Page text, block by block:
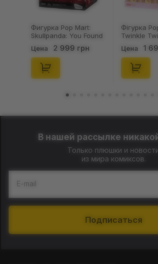
Фигурка Pop Mart:
Skullpanda: You Found
Me!: Plush Doll Pendant
Series (Blind Box: 1 з
10) (Secret Edition),
(29347)
Цена 2 999 грн
Фігурка
Twinkle
Up: Scene
(Blind Box:
(Secret
(21372)
Цена 1
В нашей рассылке
Только плюшки и
из мира комиксов.
E-mail
Подписаться